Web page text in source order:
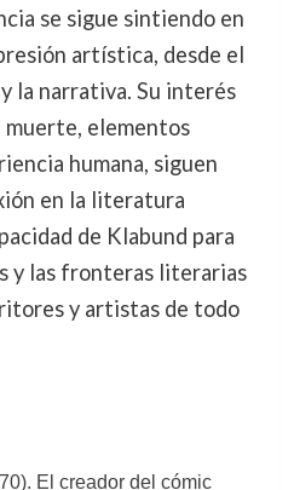
se sigue sintiendo en
artística, desde el
la narrativa. Su interés
muerte, elementos
humana, siguen
en la literatura
de Klabund para
y las fronteras literarias
y artistas de todo
El creador del cómic